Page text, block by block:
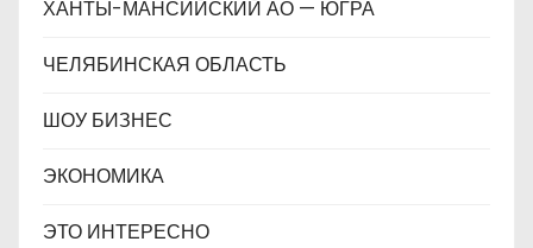
ХАНТЫ-МАНСИЙСКИЙ АО — ЮГРА
ЧЕЛЯБИНСКАЯ ОБЛАСТЬ
ШОУ БИЗНЕС
ЭКОНОМИКА
ЭТО ИНТЕРЕСНО